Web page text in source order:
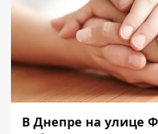
В Днепре на улице